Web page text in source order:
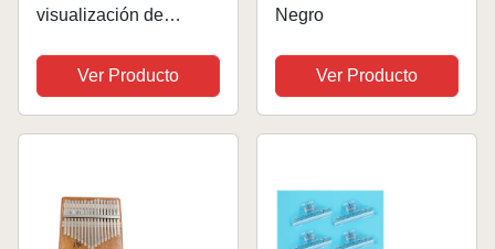
visualización de
de archivo desplegable
de 4 lados para hojas
de música que se
Ver Producto
Negro
Ver Producto